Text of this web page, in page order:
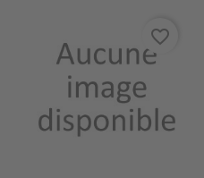
favorite_border